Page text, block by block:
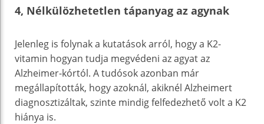
4, Nélkülözhetetlen tápanyag az agynak
Jelenleg is folynak a kutatások arról, hogy a K2-
vitamin hogyan tudja megvédeni az agyat az
Alzheimer-kórtól. A tudósok azonban már
megállapították, hogy azoknál, akiknél Alzheimert
diagnosztizáltak, szinte mindig felfedezhető volt a K2
hiánya is.